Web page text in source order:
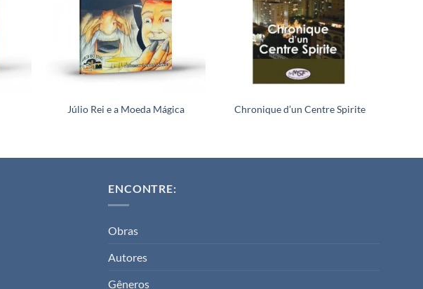
Júlio Rei e a Moeda Mágica Chronique d’un Centre Spirite
ENCONTRE:
Obras
Autores
Gêneros